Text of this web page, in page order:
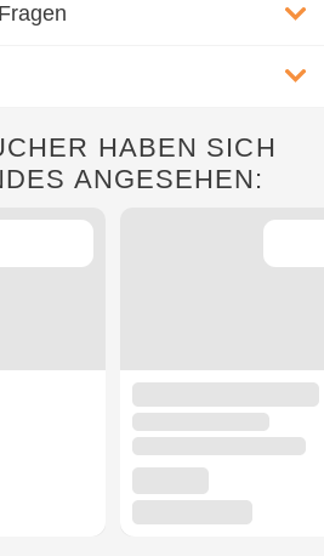
HABEN SICH
ANGESEHEN: